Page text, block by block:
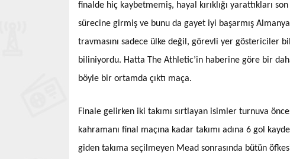
finalde hiç kaybetmemiş, hayal kırıklığı yarattıkları
sürecine girmiş ve bunu da gayet iyi başarmış
travmasını sadece ülke değil, görevli yer göstericiler
biliniyordu. Hatta The Athletic’in haberine göre bir
böyle bir ortamda çıktı maça.
Finale gelirken iki takımı sırtlayan isimler turnuva
kahramanı final maçına kadar takımı adına 6 gol
giden takıma seçilmeyen Mead sonrasında bütün